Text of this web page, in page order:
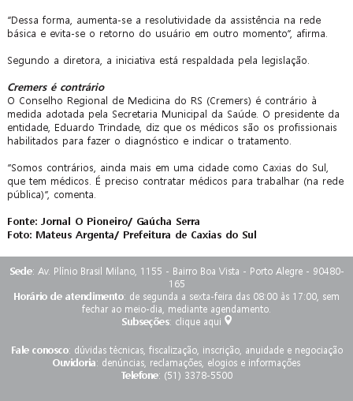
“Dessa forma, aumenta-se a resolutividade da assistência na rede
básica e evita-se o retorno do usuário em outro momento”, afirma.
Segundo a diretora, a iniciativa está respaldada pela legislação.
Cremers é contrário
O Conselho Regional de Medicina do RS (Cremers) é contrário à
medida adotada pela Secretaria Municipal da Saúde. O presidente da
entidade, Eduardo Trindade, diz que os médicos são os profissionais
habilitados para fazer o diagnóstico e indicar o tratamento.
“Somos contrários, ainda mais em uma cidade como Caxias do Sul,
que tem médicos. É preciso contratar médicos para trabalhar (na rede
pública)”, comenta.
Fonte: Jornal O Pioneiro/ Gaúcha Serra
Foto: Mateus Argenta/ Prefeitura de Caxias do Sul
Sede: Av. Plínio Brasil Milano, 1155 - Bairro Boa Vista - Porto Alegre - 90480-
165
Horário de atendimento: de segunda a sexta-feira das 08:00 às 17:00, sem
fechar ao meio-dia, mediante agendamento.
Subseções: clique aqui
Fale conosco: dúvidas técnicas, fiscalização, inscrição, anuidade e negociação
Ouvidoria: denúncias, reclamações, elogios e informações
Telefone: (51) 3378-5500